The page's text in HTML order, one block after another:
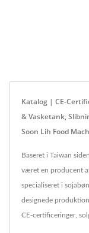
Katalog | CE-
& Vasketank,
Soon Lih Food
Baseret i Taiwan
været en producent
specialiseret i
designede
CE-certificeringer,